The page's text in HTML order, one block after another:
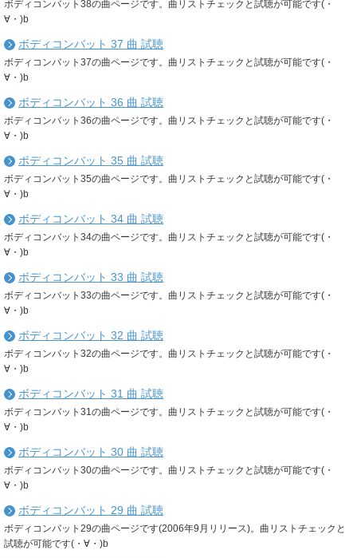
ボディコンバット38の曲ページです。曲リストチェックと試聴が可能です(・
∀・)b
ボディコンバット 37 曲 試聴
ボディコンバット37の曲ページです。曲リストチェックと試聴が可能です(・
∀・)b
ボディコンバット 36 曲 試聴
ボディコンバット36の曲ページです。曲リストチェックと試聴が可能です(・
∀・)b
ボディコンバット 35 曲 試聴
ボディコンバット35の曲ページです。曲リストチェックと試聴が可能です(・
∀・)b
ボディコンバット 34 曲 試聴
ボディコンバット34の曲ページです。曲リストチェックと試聴が可能です(・
∀・)b
ボディコンバット 33 曲 試聴
ボディコンバット33の曲ページです。曲リストチェックと試聴が可能です(・
∀・)b
ボディコンバット 32 曲 試聴
ボディコンバット32の曲ページです。曲リストチェックと試聴が可能です(・
∀・)b
ボディコンバット 31 曲 試聴
ボディコンバット31の曲ページです。曲リストチェックと試聴が可能です(・
∀・)b
ボディコンバット 30 曲 試聴
ボディコンバット30の曲ページです。曲リストチェックと試聴が可能です(・
∀・)b
ボディコンバット 29 曲 試聴
ボディコンバット29の曲ページです(2006年9月リリース)。曲リストチェックと
試聴が可能です(・∀・)b